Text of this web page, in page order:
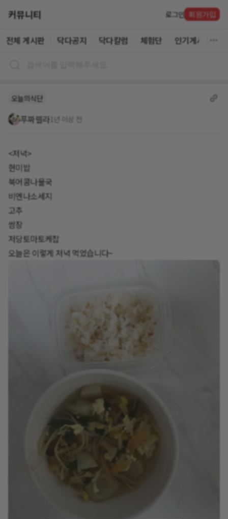
커뮤니티 로그인 회원가입
전체 게시판 닥다공지 닥다칼럼 체험단 인기게시글
오늘의식단
푸짜렐라1년 이상 전
<저녁>
현미밥
북어콩나물국
비엔나소세지
고추
쌈장
저당토마토케찹
오늘은 이렇게 저녁 먹었습니다~